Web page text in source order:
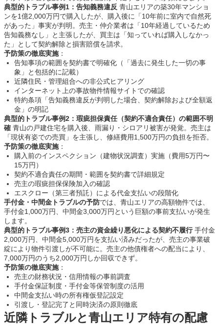
典型的トラブル事例1：告知義務違反 青山エリアの築30年マンショ
ンを1億2,000万円で購入したが、購入後に「10年前に室内で自然死
があった」事実が判明。売主・仲介業者は「10年経過しているため
告知義務なし」と主張したが、買主は「知っていれば購入しなかっ
た」として契約解除と損害賠償を請求。
予防策の徹底実施：
告知事項の範囲を契約書で明確化（「過去に発生した一切の事
象」と包括的に記載）
近隣住民・管理組合への非公式ヒアリング
インターネット上の事故物件情報サイトでの確認
特約条項「告知義務違反が判明した場合、契約解除および全額返
金」の明記
典型的トラブル事例2：瑕疵担保責任（契約不適合責任）の範囲不明
確 青山の戸建住宅を購入後、雨漏り・シロアリ被害が発覚。売主は
「現状有姿での売買」を主張し、修繕費用1,500万円の負担を拒否。
予防策の徹底実施：
購入前のインスペクション（建物状況調査）実施（費用5万円〜
15万円）
契約不適合責任の期間・範囲を契約書で詳細規定
売主の瑕疵担保保険加入の確認
エスクロー（第三者預託）による代金支払いの段階化
手付金・中間金トラブルの予防では、青山エリアの高額物件では、
手付金1,000万円、中間金3,000万円という巨額の事前支払いが発生
します。
典型的トラブル事例3：売主の資金繰り悪化による契約不履行手付金
2,000万円、中間金5,000万円を支払い済みだったが、売主の事業破
綻により物件引渡しが不可能に。売主の他債権者への配当により、
7,000万円のうち2,000万円しか回収できず。
予防策の徹底実施：
売主の財務状況・信用情報の事前調査
手付金保証制度・手付金等保管制度の活用
中間金支払い時の所有権仮登記設定
引渡し・登記完了と同時決済の原則徹底
近隣トラブルと青山エリア特有の配慮